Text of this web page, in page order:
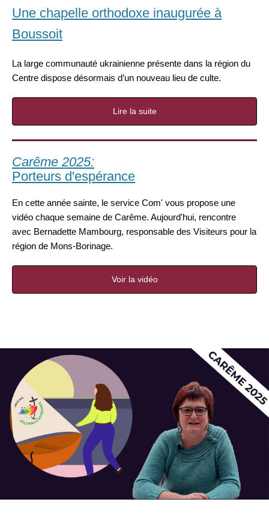
Une chapelle orthodoxe inaugurée à
Boussoit
La large communauté ukrainienne présente dans la région du
Centre dispose désormais d’un nouveau lieu de culte.
Lire la suite
Carême 2025:
Porteurs d'espérance
En cette année sainte, le service Com' vous propose une
vidéo chaque semaine de Carême. Aujourd'hui, rencontre
avec Bernadette Mambourg, responsable des Visiteurs pour la
région de Mons-Borinage.
Voir la vidéo